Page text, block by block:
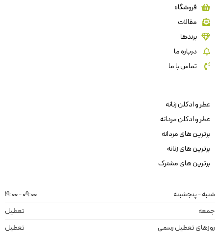
فروشگاه
مقالات
برندها
درباره ما
تماس با ما
عطر و ادکلن زنانه
عطر و ادکلن مردانه
برترین های مردانه
برترین های زنانه
برترین های مشترک
شنبه - پنجشبنه
09:00 - 19:00
جمعه
تعطیل
روزهای تعطیل رسمی
تعطیل